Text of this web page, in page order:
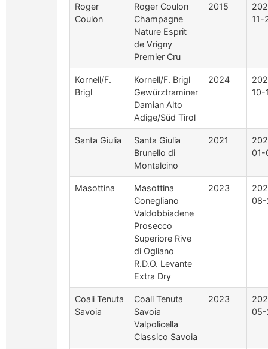
Roger
Coulon
Roger Coulon
Champagne
Nature Esprit
de Vrigny
Premier Cru
2015
11-
Kornell/F.
Brigl
Kornell/F. Brigl
Gewürztraminer
Damian Alto
Adige/Süd Tirol
2024
10-
Santa Giulia
Santa Giulia
Brunello di
Montalcino
2021
01-
Masottina
Masottina
Conegliano
Valdobbiadene
Prosecco
Superiore Rive
di Ogliano
R.D.O. Levante
Extra Dry
2023
08-
Coali Tenuta
Savoia
Coali Tenuta
Savoia
Valpolicella
Classico Savoia
2023
05-